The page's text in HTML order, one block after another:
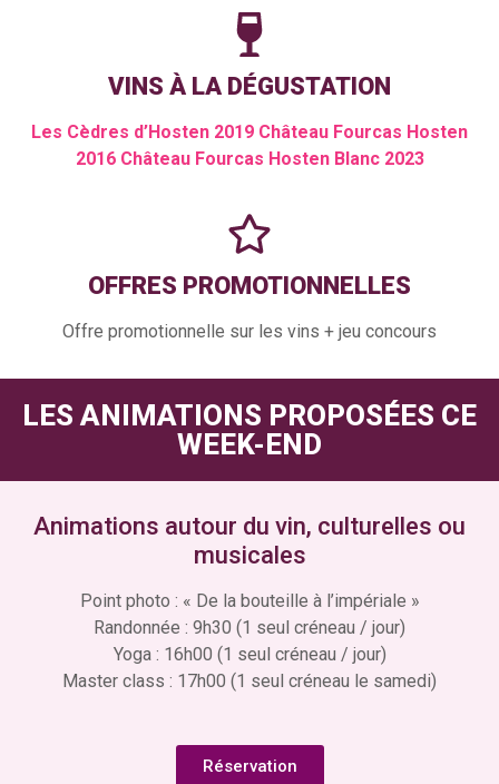
VINS À LA DÉGUSTATION
Les Cèdres d’Hosten 2019 Château Fourcas Hosten
2016 Château Fourcas Hosten Blanc 2023
OFFRES PROMOTIONNELLES
Offre promotionnelle sur les vins + jeu concours
LES ANIMATIONS PROPOSÉES CE
WEEK-END
Animations autour du vin, culturelles ou
musicales
Point photo : « De la bouteille à l’impériale »
Randonnée : 9h30 (1 seul créneau / jour)
Yoga : 16h00 (1 seul créneau / jour)
Master class : 17h00 (1 seul créneau le samedi)
Réservation